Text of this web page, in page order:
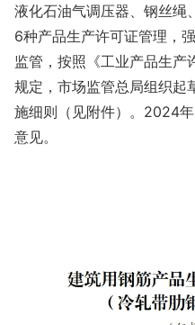
液化石油气调压器、钢丝绳
6种产品生产许可证管理，
监管，按照《工业产品生产
规定，市场监管总局组织起
施细则（见附件）。2024
意见。